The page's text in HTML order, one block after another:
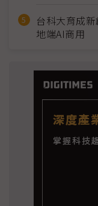
台科大育成
地端AI商用